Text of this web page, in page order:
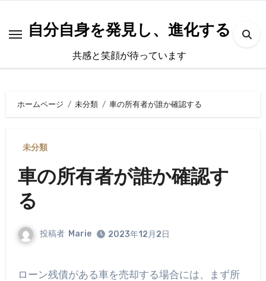
自分自身を発見し、進化する
共感と笑顔が待っています
ホームページ 未分類 車の所有者が誰か確認する
未分類
車の所有者が誰か確認す
る
投稿者 Marie 2023年12月2日
ローン残債がある車を売却する場合には、まず所